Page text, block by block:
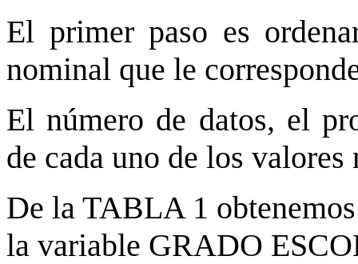
El primer paso es
nominal que le
El número de datos, el
de cada uno de los valores
De la TABLA 1
la variable GRADO